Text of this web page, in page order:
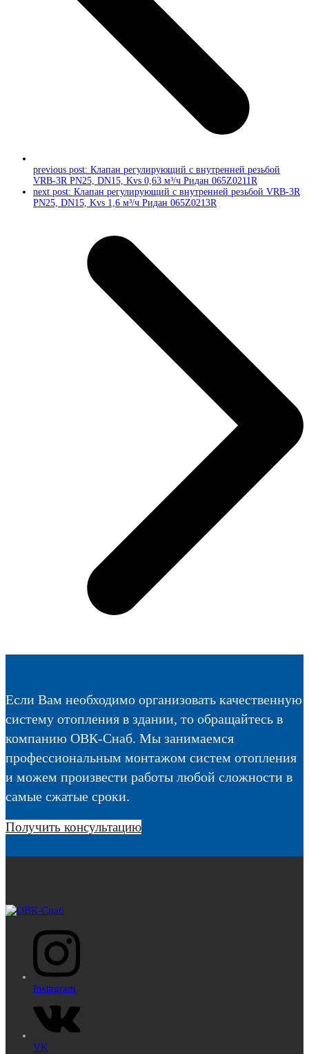
previous post: Клапан регулирующий с внутренней резьбой
VRB-3R PN25, DN15, Kvs 0,63 м³/ч Ридан 065Z0211R
next post: Клапан регулирующий с внутренней резьбой VRB-3R
PN25, DN15, Kvs 1,6 м³/ч Ридан 065Z0213R
Если Вам необходимо организовать качественную
систему отопления в здании, то обращайтесь в
компанию ОВК-Снаб. Мы занимаемся
профессиональным монтажом систем отопления
и можем произвести работы любой сложности в
самые сжатые сроки.
Получить консультацию
Instagram
VK